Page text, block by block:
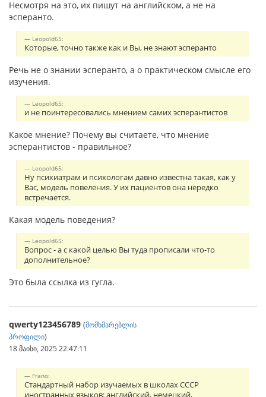
Несмотря на это, их пишут на английском, а не на
эсперанто.
Leopold65:
Которые, точно также как и Вы, не знают эсперанто
Речь не о знании эсперанто, а о практическом смысле его
изучения.
Leopold65:
и не поинтересовались мнением самих эсперантистов
Какое мнение? Почему вы считаете, что мнение
эсперантистов - правильное?
Leopold65:
Ну психиатрам и психологам давно известна такая, как у
Вас, модель повеления. У их пациентов она нередко
встречается.
Какая модель поведения?
Leopold65:
Вопрос - а с какой целью Вы туда прописали что-то
дополнительное?
Это была ссылка из гугла.
qwerty123456789 (მომხმარებლის
პროფილი)
18 მაისი, 2025 22:47:11
Frano:
Стандартный набор изучаемых в школах СССР